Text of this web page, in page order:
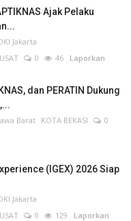
Ajak Pelaku
Jakarta
0 46 Laporkan
dan PERATIN Dukung
Barat KOTA BEKASI
0
(IGEX) 2026 Siap
Jakarta
0 129 Laporkan